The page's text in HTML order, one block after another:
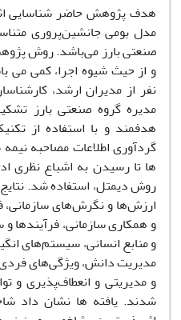
هدف پژوهش حاضر شناسایی
مدل بومی جانشین‌پروری
صنعتی بارز می‌باشد. روش
نفر از مدیران ارشد،
مدیره گروه صنعتی بارز
هدفمند و با استفاده از
گردآوری اطلاعات مصاحبه
ها تا رسیدن به اشباع نظری
روش دیمتل، استفاده شد.
ارزش‌ها و نگرش‌های سازمانی،
و همکاری سازمانی، فرآیندها
و منابع انسانی، سیستم‌های
مدیریت دانش، ویژگی‌های
و مدیریتی و انعطاف‌پذیری و
شدند. یافته ها نشان داد